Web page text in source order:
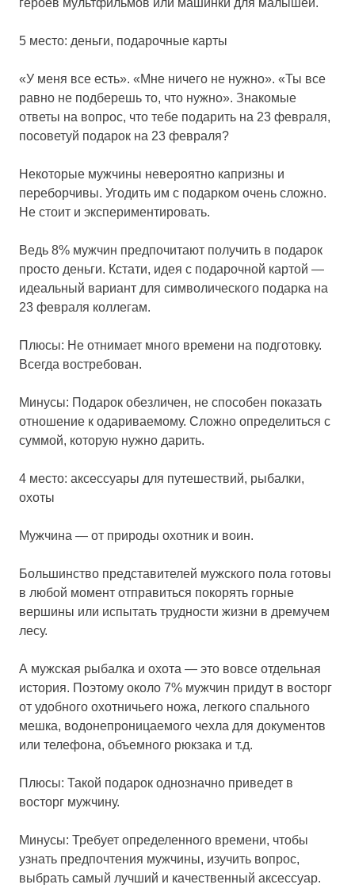
5 место: деньги, подарочные карты
«У меня все есть». «Мне ничего не нужно». «Ты все
равно не подберешь то, что нужно». Знакомые
ответы на вопрос, что тебе подарить на 23 февраля,
посоветуй подарок на 23 февраля?
Некоторые мужчины невероятно капризны и
переборчивы. Угодить им с подарком очень сложно.
Не стоит и экспериментировать.
Ведь 8% мужчин предпочитают получить в подарок
просто деньги. Кстати, идея с подарочной картой —
идеальный вариант для символического подарка на
23 февраля коллегам.
Плюсы: Не отнимает много времени на подготовку.
Всегда востребован.
Минусы: Подарок обезличен, не способен показать
отношение к одариваемому. Сложно определиться с
суммой, которую нужно дарить.
4 место: аксессуары для путешествий, рыбалки,
охоты
Мужчина — от природы охотник и воин.
Большинство представителей мужского пола готовы
в любой момент отправиться покорять горные
вершины или испытать трудности жизни в дремучем
лесу.
А мужская рыбалка и охота — это вовсе отдельная
история. Поэтому около 7% мужчин придут в восторг
от удобного охотничьего ножа, легкого спального
мешка, водонепроницаемого чехла для документов
или телефона, объемного рюкзака и т.д.
Плюсы: Такой подарок однозначно приведет в
восторг мужчину.
Минусы: Требует определенного времени, чтобы
узнать предпочтения мужчины, изучить вопрос,
выбрать самый лучший и качественный аксессуар.